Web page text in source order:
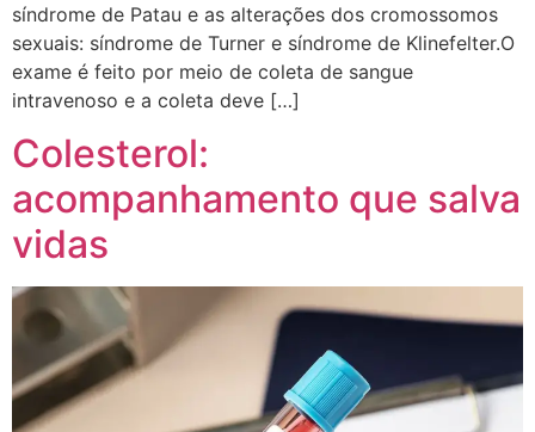
síndrome de Patau e as alterações dos cromossomos
sexuais: síndrome de Turner e síndrome de Klinefelter.O
exame é feito por meio de coleta de sangue
intravenoso e a coleta deve […]
Colesterol:
acompanhamento que salva
vidas